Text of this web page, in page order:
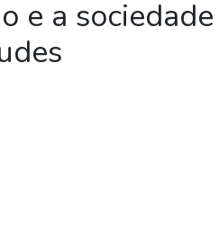
e a